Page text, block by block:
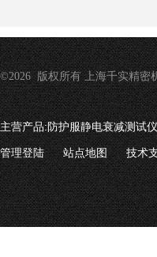
©2026 版权所有 上海千实精密
主营产品:防护服静电衰减测试
管理登陆 站点地图 技术